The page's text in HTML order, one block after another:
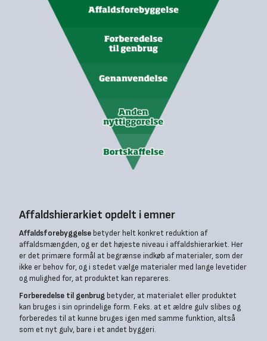
Affaldshierarkiet opdelt i emner
Affaldsforebyggelsebetyder helt konkret reduktion af
affaldsmængden, og er det højeste niveau i affaldshierarkiet. Her
er det primære formål at begrænse indkøb af materialer, som der
ikke er behov for, og i stedet vælge materialer med lange levetider
og mulighed for, at produktet kan repareres.
Forberedelse til genbrugbetyder, at materialet eller produktet
kan bruges i sin oprindelige form. F.eks. at et ældre gulv slibes og
forberedes til at kunne bruges igen med samme funktion, altså
som et nyt gulv, bare i et andet byggeri.